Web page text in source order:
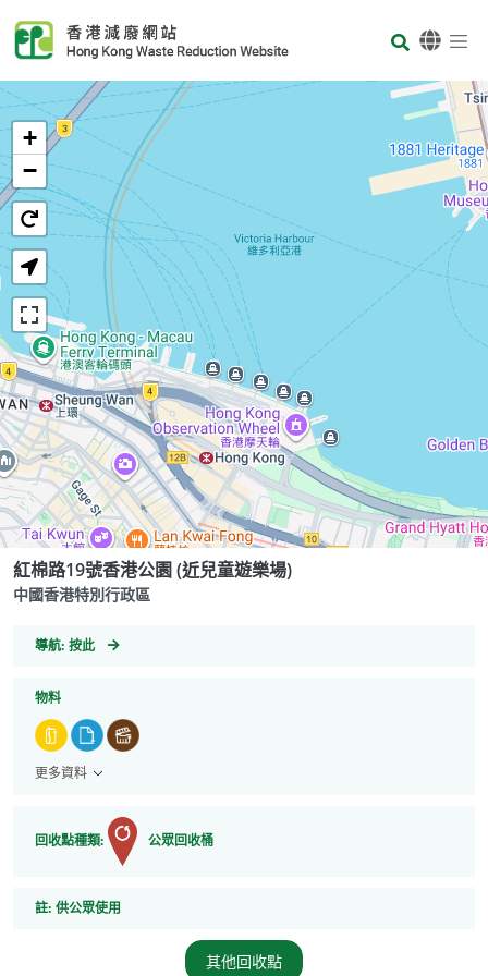
Body
首頁
+
−
中國香港特別行政區
紅棉路19號香港公園 (近兒童遊樂場)
導航: GeoCoordinates
按此
物料
更多資料
回收點種類: 公眾回收桶
註: 註
供公眾使用
其他回收點